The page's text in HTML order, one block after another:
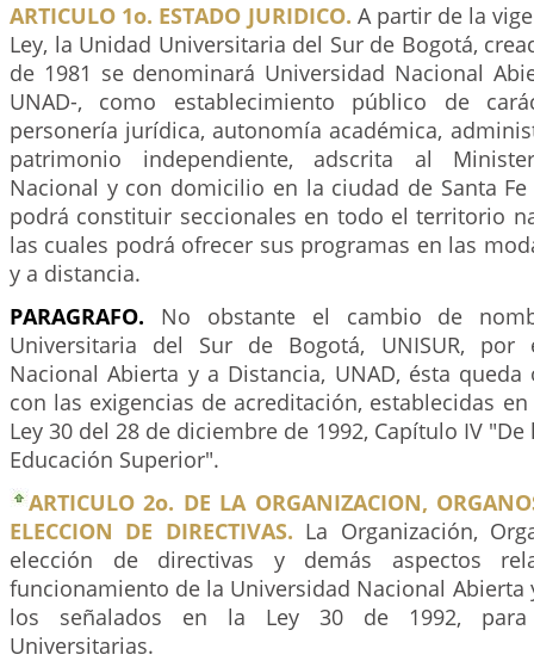
ARTICULO 1o. ESTADO JURIDICO. A partir de la
Ley, la Unidad Universitaria del Sur de Bogotá,
de 1981 se denominará Universidad Nacional
UNAD-, como establecimiento público de
personería jurídica, autonomía académica,
patrimonio independiente, adscrita al
Nacional y con domicilio en la ciudad de Santa Fe
podrá constituir seccionales en todo el territorio
las cuales podrá ofrecer sus programas en las
y a distancia.
PARAGRAFO. No obstante el cambio de
Universitaria del Sur de Bogotá, UNISUR, por
Nacional Abierta y a Distancia, UNAD, ésta
con las exigencias de acreditación, establecidas
Ley 30 del 28 de diciembre de 1992, Capítulo IV
Educación Superior".
ARTICULO 2o. DE LA ORGANIZACION,
ELECCION DE DIRECTIVAS. La Organización,
elección de directivas y demás aspectos
funcionamiento de la Universidad Nacional Abierta
los señalados en la Ley 30 de 1992, para
Universitarias.